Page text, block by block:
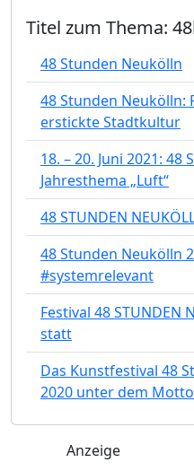
Titel zum Thema:
48 Stunden Neukölln
48 Stunden
erstickte Stadtkultur
18. – 20. Juni 2021: 48
Jahresthema „Luft“
48 STUNDEN
48 Stunden Neukölln
#systemrelevant
Festival 48 STUNDEN
statt
Das Kunstfestival 48
2020 unter dem Motto
Anzeige